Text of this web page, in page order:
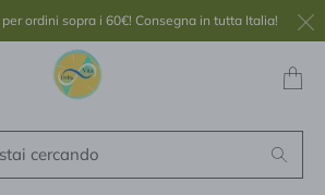
per ordini sopra i 60€! Consegna in tutta Italia!
Search